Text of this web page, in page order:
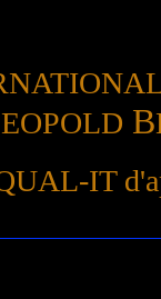
EOPOLD B
IT